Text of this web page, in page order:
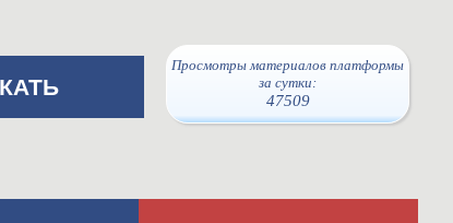
Просмотры материалов платформы
за сутки:
47509